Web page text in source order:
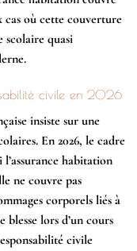
cas où cette couverture
scolaire quasi
civile en 2026
insiste sur une
. En 2026, le cadre
habitation
ne couvre pas
corporels liés à
blesse lors d’un cours
civile